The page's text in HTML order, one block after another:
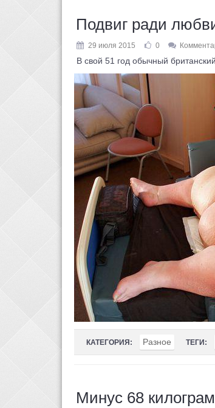
Подвиг ради
29 июля 2015 0
В свой 51 год обычный
КАТЕГОРИЯ: Разное ТЕГИ:
Минус 68